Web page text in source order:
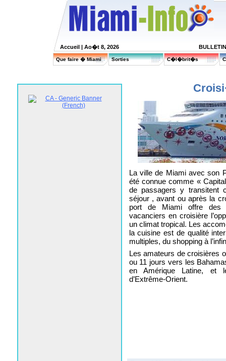
Accueil | Ao�t 8, 2026
Que faire � Miami Sorties C�l�brit�s
La ville de Miami avec son
été connue comme «
de passagers y transitent
séjour , avant ou après la
port de Miami offre des
vacanciers en croisière
un climat tropical. Les
la cuisine est de qualité
multiples, du shopping à
Les amateurs de croisières
ou 11 jours vers les
en Amérique Latine, et
d’Extrême-Orient.